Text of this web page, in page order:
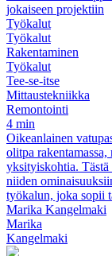
jokaiseen projektiin
Työkalut
Työkalut
Rakentaminen
Työkalut
Tee-se-itse
Mittaustekniikka
Remontointi
4 min
Oikeanlainen
olitpa rakentamassa,
yksityiskohtia.
niiden
työkalun, joka sopii
Marika Kangelmaki
Marika
Kangelmaki